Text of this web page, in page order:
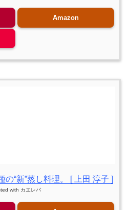
Amazon
“新”蒸し料理。 [ 上田 淳子 ]
with カエレバ